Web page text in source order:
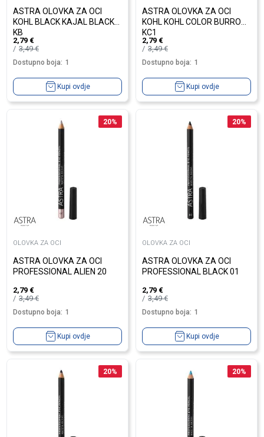
ASTRA OLOVKA ZA OCI
KOHL BLACK KAJAL BLACK
KB
2,79 €
3,49€
Dostupno boja: 1
Kupi ovdje
ASTRA OLOVKA ZA OCI
KOHL KOHL COLOR BURRO
KC1
2,79 €
3,49€
Dostupno boja: 1
Kupi ovdje
20%
OLOVKA ZA OCI
ASTRA OLOVKA ZA OCI
PROFESSIONAL ALIEN 20
2,79 €
3,49€
Dostupno boja: 1
Kupi ovdje
20%
OLOVKA ZA OCI
ASTRA OLOVKA ZA OCI
PROFESSIONAL BLACK 01
2,79 €
3,49€
Dostupno boja: 1
Kupi ovdje
20% 20%